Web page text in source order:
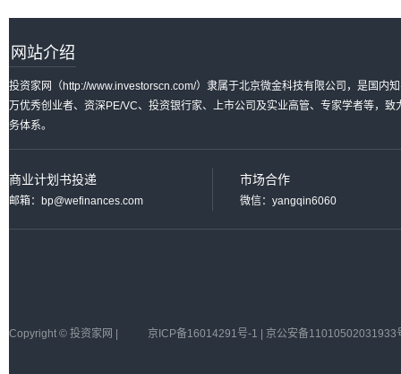
网站介绍
投资家网（http://www.investorscn.com/）隶属于北京微金科技有限公司，是国内
万优秀创业者、资深PE/VC、投资银行家、上市公司及实业高管、专家学者等，
务体系。
商业计划书投递
邮箱：bp@wefinances.com
市场合作
微信：yangqin6060
Copyright © 投资家网 | 京ICP备16014291号-1 | 京公安备11010502031933